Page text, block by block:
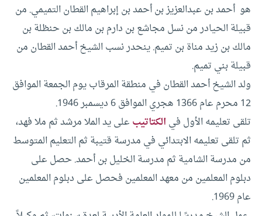
هو أحمد بن عبدالعزيز بن أحمد بن إبراهيم القطان التميمي. من
قبيلة الحيادر من نسل مجاشع بن دارم بن مالك بن حنظلة بن
مالك بن زيد مناة بن تميم. ينحدر نسب الشيخ أحمد القطان من
قبيلة بني تميم.
ولد الشيخ أحمد القطان في منطقة المرقاب يوم الجمعة الموافق
12 محرم عام 1366 هجري الموافق 6 ديسمبر 1946.
تلقى تعليمه الأول في الكتاتيب على يد الملا مرشد ثم ملا فهد،
ثم تلقى تعليمه الابتدائي في مدرسة قتيبة ثم التعليم المتوسط
من مدرسة الشامية ثم مدرسة الخليل بن أحمد. حصل على
دبلوم المعلمين من معهد المعلمين فحصل على دبلوم المعلمين
عام 1969.